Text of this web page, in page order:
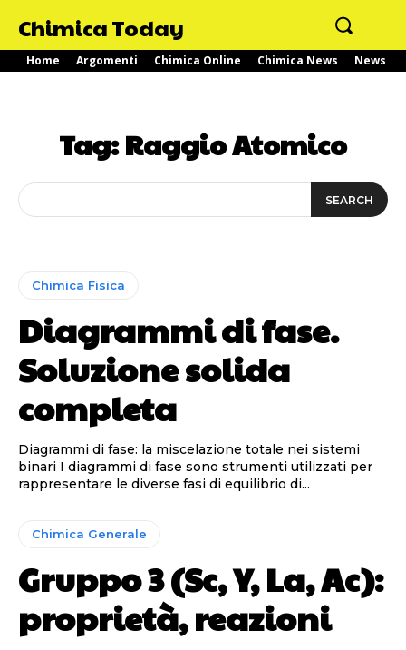
Chimica Today
Home Argomenti Chimica Online Chimica News News
Tag:Raggio Atomico
SEARCH
Chimica Fisica
Diagrammi di fase.
Soluzione solida
completa
Diagrammi di fase: la miscelazione totale nei sistemi
binari I diagrammi di fase sono strumenti utilizzati per
rappresentare le diverse fasi di equilibrio di...
Chimica Generale
Gruppo 3 (Sc, Y, La, Ac):
proprietà, reazioni